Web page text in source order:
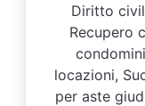
Diritto
Recupero
locazioni,
per aste